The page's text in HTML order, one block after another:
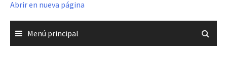
Abrir en nueva página
Menú principal